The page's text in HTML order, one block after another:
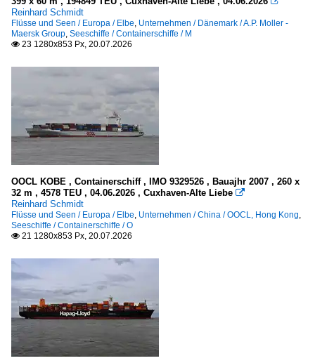
R
S
Personendampfer (See)
Spezialschiffe
Eisbrecher
Schlepper
Fischereifahrzeuge
CUX - Cuxhaven
GRE - Greetsiel
HBK + HF + HH - Hamburg
HEL - Helgoland
NC - Cuxhaven (Hochsee)
Reinhard Schmidt
Flüsse und Seen / Europa / Elbe, Unternehmen / Dänemark / A.P. Moller -
Maersk Group, Seeschiffe / Containerschiffe / M
 23 1280x853 Px, 20.07.2026
OOCL KOBE , Containerschiff , IMO 9329526 , Bauajhr 2007 , 260 x
32 m , 4578 TEU , 04.06.2026 , Cuxhaven-Alte Liebe 
Reinhard Schmidt
Flüsse und Seen / Europa / Elbe, Unternehmen / China / OOCL, Hong Kong,
Seeschiffe / Containerschiffe / O
 21 1280x853 Px, 20.07.2026